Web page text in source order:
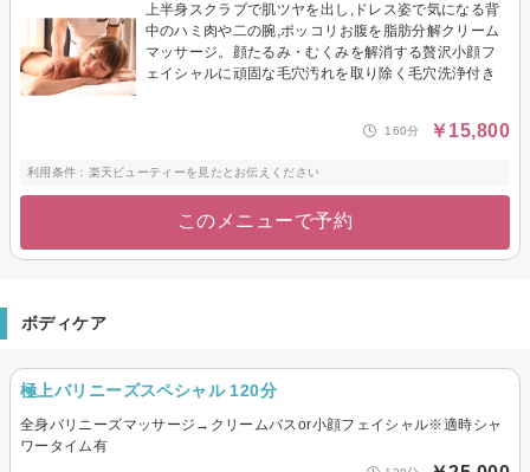
上半身スクラブで肌ツヤを出し,ドレス姿で気になる背
中のハミ肉や二の腕,ポッコリお腹を脂肪分解クリーム
マッサージ。顔たるみ・むくみを解消する贅沢小顔フ
ェイシャルに頑固な毛穴汚れを取り除く毛穴洗浄付き
160分 ￥15,800
利用条件：楽天ビューティーを見たとお伝えください
このメニューで予約
ボディケア
極上バリニーズスペシャル 120分
全身バリニーズマッサージ→クリームバスor小顔フェイシャル※適時シャ
ワータイム有